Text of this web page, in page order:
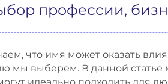
профессии,
что имя может оказать
мы выберем. В данной статье